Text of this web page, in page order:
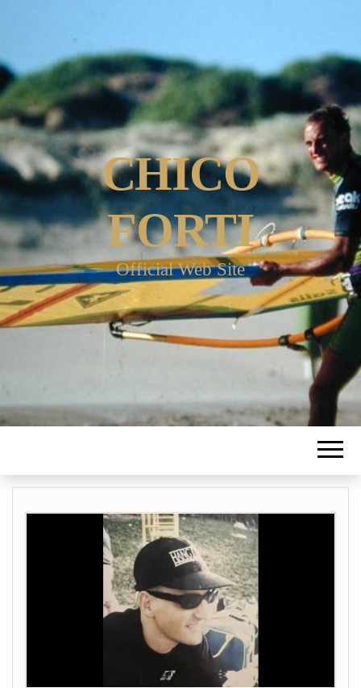
CHICO
FORTI
Official Web Site